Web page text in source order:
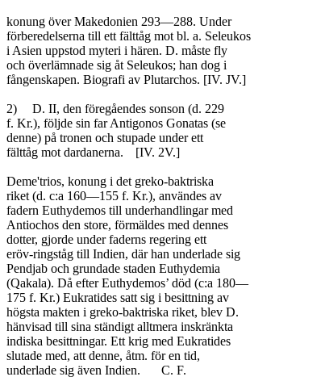
konung över Makedonien 293—288. Under
förberedelserna till ett fälttåg mot bl. a. Seleukos
i Asien uppstod myteri i hären. D. måste fly
och överlämnade sig åt Seleukos; han dog i
fångenskapen. Biografi av Plutarchos. [IV. JV.]
2)	D. II, den föregåendes sonson (d. 229
f. Kr.), följde sin far Antigonos Gonatas (se
denne) på tronen och stupade under ett
fälttåg mot dardanerna.	[IV. 2V.]
Deme'trios, konung i det greko-baktriska
riket (d. c:a 160—155 f. Kr.), användes av
fadern Euthydemos till underhandlingar med
Antiochos den store, förmäldes med dennes
dotter, gjorde under faderns regering ett
eröv-ringståg till Indien, där han underlade sig
Pendjab och grundade staden Euthydemia
(Qakala). Då efter Euthydemos’ död (c:a 180—
175 f. Kr.) Eukratides satt sig i besittning av
högsta makten i greko-baktriska riket, blev D.
hänvisad till sina ständigt alltmera inskränkta
indiska besittningar. Ett krig med Eukratides
slutade med, att denne, åtm. för en tid,
underlade sig även Indien.	C. F.